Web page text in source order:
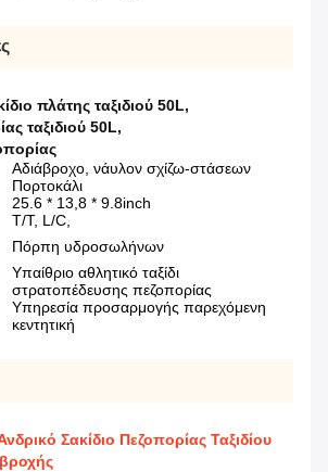
πλάτης ταξιδιού 50L,
ταξιδιού 50L,
Αδιάβροχο, νάυλον σχίζω-στάσεων
Πορτοκάλι
25.6 * 13,8 * 9.8inch
T/T, L/C,
Πόρπη υδροσωλήνων
Υπαίθριο αθλητικό ταξίδι
στρατοπέδευσης πεζοπορίας
Υπηρεσία προσαρμογής παρεχόμενη
κεντητική
Σακίδιο Πεζοπορίας Ταξιδίου